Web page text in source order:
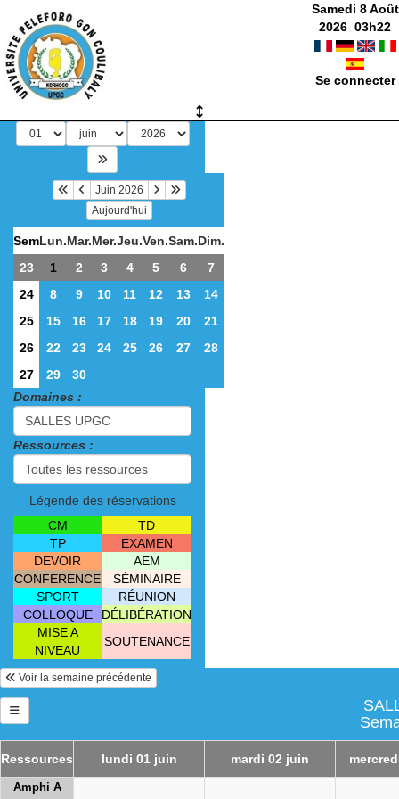
Samedi 8 Août
2026 03h22
Se connecter
Juin 2026
Aujourd'hui
SemLun.Mar.Mer.Jeu.Ven.Sam.Dim.
23
1 2 3 4 5 6
7
24
8 9 10 11 12 13
14
25
15 16 17 18 19 20
21
26
22 23 24 25 26 27
28
27
29
30
Domaines :
Ressources :
Légende des réservations
CM
TD
TP
EXAMEN
DEVOIR
AEM
CONFERENCE
SÉMINAIRE
SPORT
RÉUNION
COLLOQUE
DÉLIBÉRATION
MISE A
NIVEAU
SOUTENANCE
Voir la semaine précédente
Ressources lundi 01 juin mardi 02 juin
Amphi A